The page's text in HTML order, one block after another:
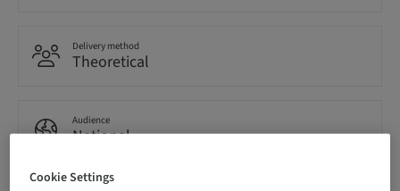
Delivery method
Theoretical
Audience
National
Cookie Settings